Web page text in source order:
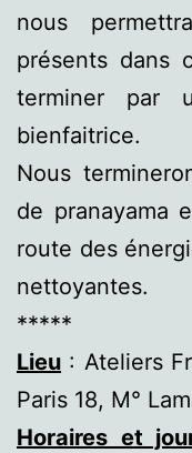
nous
présents dans
terminer par
bienfaitrice.
Nous
de pranayama
route des
nettoyantes.
*****
Lieu : Ateliers
Paris 18, M°
Horaires et